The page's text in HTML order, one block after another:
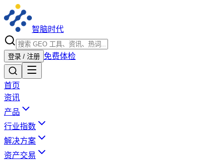
智脑时代
登录 / 注册 免费体检
首页
资讯
产品
行业指数
解决方案
资产交易